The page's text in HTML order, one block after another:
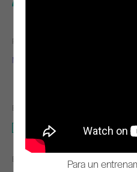
Para un
PROFESOR
Molly Niles Renshaw
EQUIPO NECESARIO
ENCONTRAR CLASES